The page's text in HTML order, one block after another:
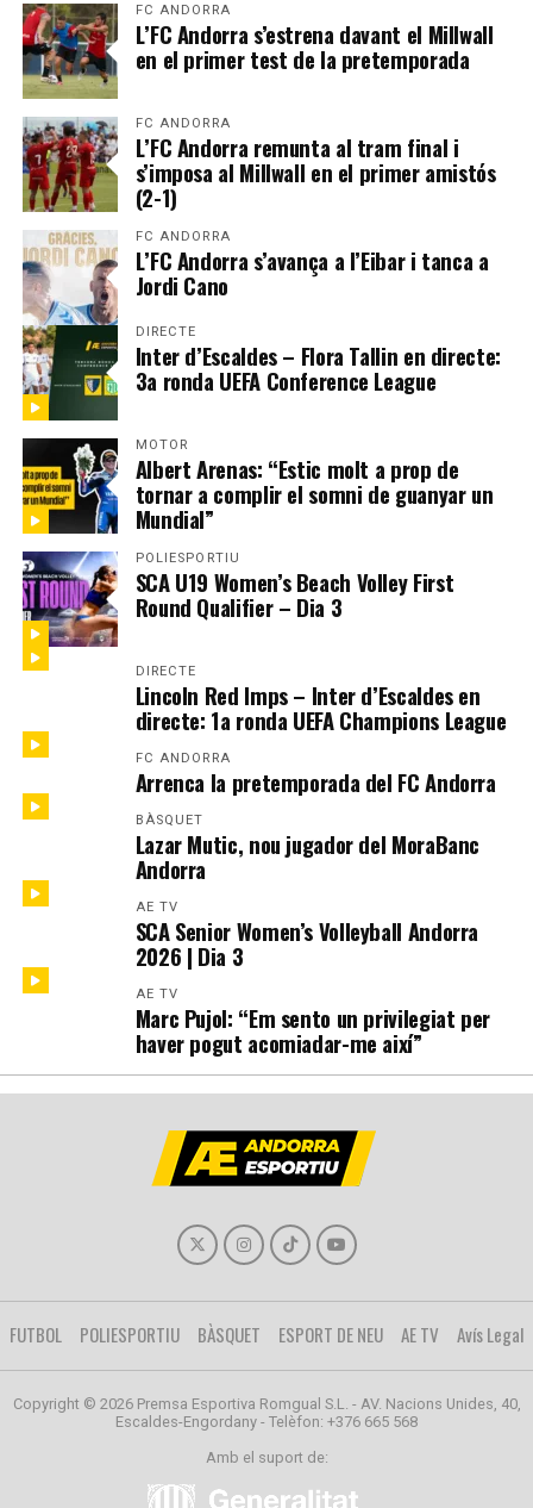
FC ANDORRA
L’FC Andorra s’estrena davant el Millwall
en el primer test de la pretemporada
FC ANDORRA
L’FC Andorra remunta al tram final i
s’imposa al Millwall en el primer amistós
(2-1)
FC ANDORRA
L’FC Andorra s’avança a l’Eibar i tanca a
Jordi Cano
DIRECTE
Inter d’Escaldes – Flora Tallin en directe:
3a ronda UEFA Conference League
MOTOR
Albert Arenas: “Estic molt a prop de
tornar a complir el somni de guanyar un
Mundial”
POLIESPORTIU
SCA U19 Women’s Beach Volley First
Round Qualifier – Dia 3
DIRECTE
Lincoln Red Imps – Inter d’Escaldes en
directe: 1a ronda UEFA Champions League
FC ANDORRA
Arrenca la pretemporada del FC Andorra
BÀSQUET
Lazar Mutic, nou jugador del MoraBanc
Andorra
AE TV
SCA Senior Women’s Volleyball Andorra
2026 | Dia 3
AE TV
Marc Pujol: “Em sento un privilegiat per
haver pogut acomiadar-me així”
FUTBOL POLIESPORTIU BÀSQUET ESPORT DE NEU AE TV Avís Legal
Copyright © 2026 Premsa Esportiva Romgual S.L. - AV. Nacions Unides, 40,
Escaldes-Engordany - Telèfon: +376 665 568
Amb el suport de: